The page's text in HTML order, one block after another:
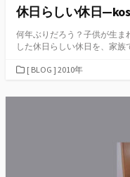
休日らしい休日
何年ぶりだろう？子供が生ま
した休日らしい休日を、家族
カ
ゴ
[ BLOG ] 2010年